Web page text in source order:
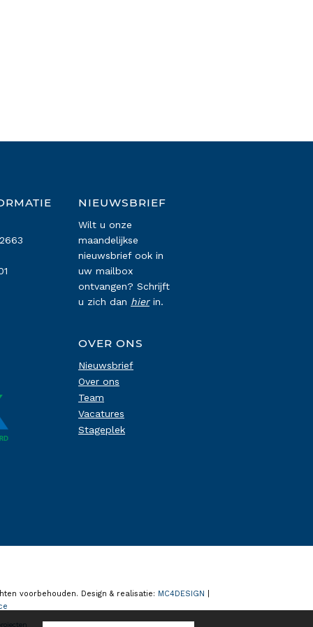
NIEUWSBRIEF
Wilt u onze
maandelijkse
nieuwsbrief ook in
uw mailbox
ontvangen? Schrijft
u zich dan hierin.
OVER ONS
Nieuwsbrief
Over ons
Team
Vacatures
Stageplek
voorbehouden. Design & realisatie: MC4DESIGN